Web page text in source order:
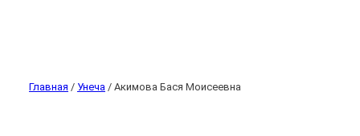
Главная / Унеча / Акимова Бася Моисеевна